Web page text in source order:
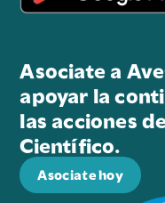
Asociate a
apoyar la
las acciones
Científico.
Asociate hoy